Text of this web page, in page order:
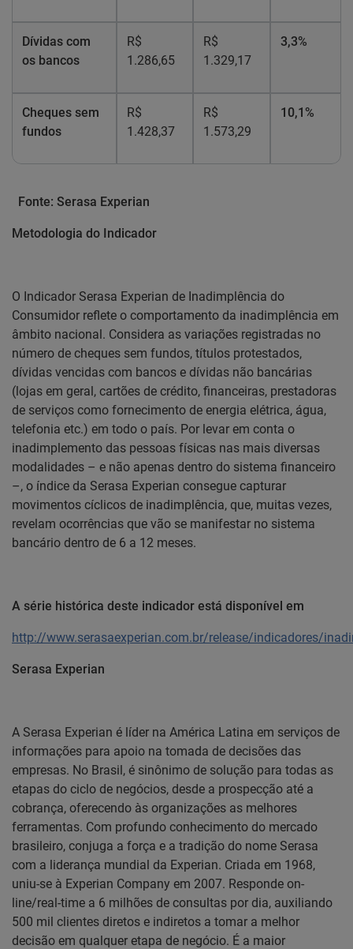
Dívidas com
os bancos
R$
1.286,65
R$
1.329,17
3,3%
Cheques sem
fundos
R$
1.428,37
R$
1.573,29
10,1%
Fonte: Serasa Experian
Metodologia do Indicador
O Indicador Serasa Experian de Inadimplência do
Consumidor reflete o comportamento da inadimplência em
âmbito nacional. Considera as variações registradas no
número de cheques sem fundos, títulos protestados,
dívidas vencidas com bancos e dívidas não bancárias
(lojas em geral, cartões de crédito, financeiras, prestadoras
de serviços como fornecimento de energia elétrica, água,
telefonia etc.) em todo o país. Por levar em conta o
inadimplemento das pessoas físicas nas mais diversas
modalidades – e não apenas dentro do sistema financeiro
–, o índice da Serasa Experian consegue capturar
movimentos cíclicos de inadimplência, que, muitas vezes,
revelam ocorrências que vão se manifestar no sistema
bancário dentro de 6 a 12 meses.
A série histórica deste indicador está disponível em
http://www.serasaexperian.com.br/release/indicadores/
Serasa Experian
A Serasa Experian é líder na América Latina em serviços de
informações para apoio na tomada de decisões das
empresas. No Brasil, é sinônimo de solução para todas as
etapas do ciclo de negócios, desde a prospecção até a
cobrança, oferecendo às organizações as melhores
ferramentas. Com profundo conhecimento do mercado
brasileiro, conjuga a força e a tradição do nome Serasa
com a liderança mundial da Experian. Criada em 1968,
uniu-se à Experian Company em 2007. Responde on-
line/real-time a 6 milhões de consultas por dia, auxiliando
500 mil clientes diretos e indiretos a tomar a melhor
decisão em qualquer etapa de negócio. É a maior